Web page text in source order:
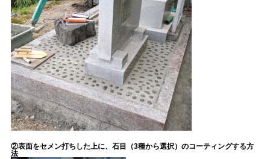
②表面をセメン打ちした上に、石目（3種から選択）のコーティングする方
法